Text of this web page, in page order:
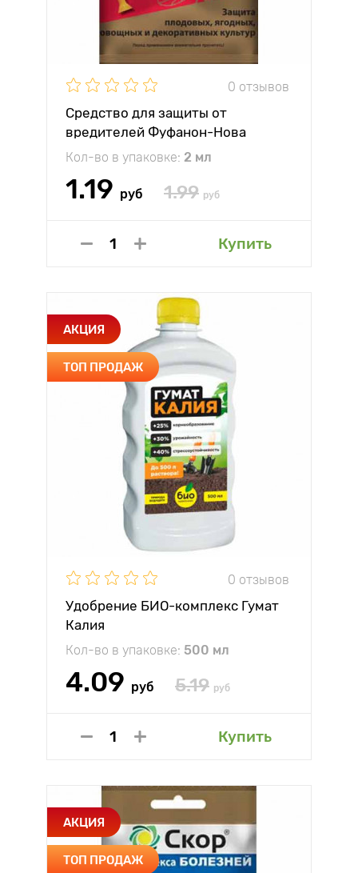
0 отзывов
Средство для защиты от
вредителей Фуфанон-Нова
Кол-во в упаковке: 2 мл
1.19 руб 1.99 руб
Купить
АКЦИЯ
ТОП ПРОДАЖ
0 отзывов
Удобрение БИО-комплекс Гумат
Калия
Кол-во в упаковке: 500 мл
4.09 руб 5.19 руб
Купить
АКЦИЯ
ТОП ПРОДАЖ